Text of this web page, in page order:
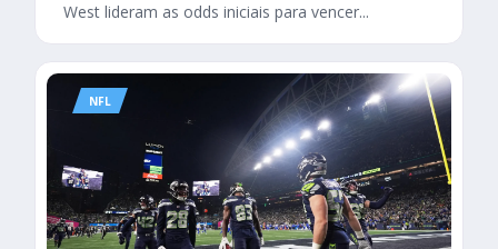
West lideram as odds iniciais para vencer...
NFL